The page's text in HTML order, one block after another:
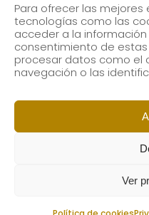
Para ofrecer las mejores
tecnologías como las
acceder a la información
consentimiento de
procesar datos como el
navegación o las
Ver
Subscribe to our
email.